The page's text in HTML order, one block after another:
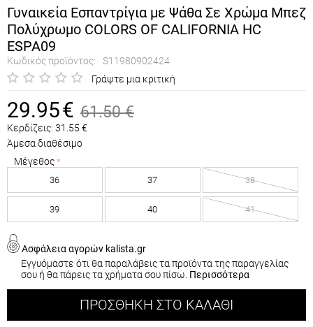
Γυναικεία Εσπαντρίγια με Ψάθα Σε Χρώμα Μπεζ
Πολύχρωμο COLORS OF CALIFORNIA HC
ESPA09
Κωδικός προϊόντος:
S11980902424
Γράψτε μια κριτική
29.95€ 61.50 €
Κερδίζεις: 31.55 €
Άμεσα διαθέσιμο
Μέγεθος
36 37 38
39 40 41
Ασφάλεια αγορών kalista.gr
Εγγυόμαστε ότι θα παραλάβεις τα προϊόντα της παραγγελίας
σου ή θα πάρεις τα χρήματα σου πίσω. Περισσότερα
ΠΡΟΣΘΉΚΗ ΣΤΟ ΚΑΛΆΘΙ